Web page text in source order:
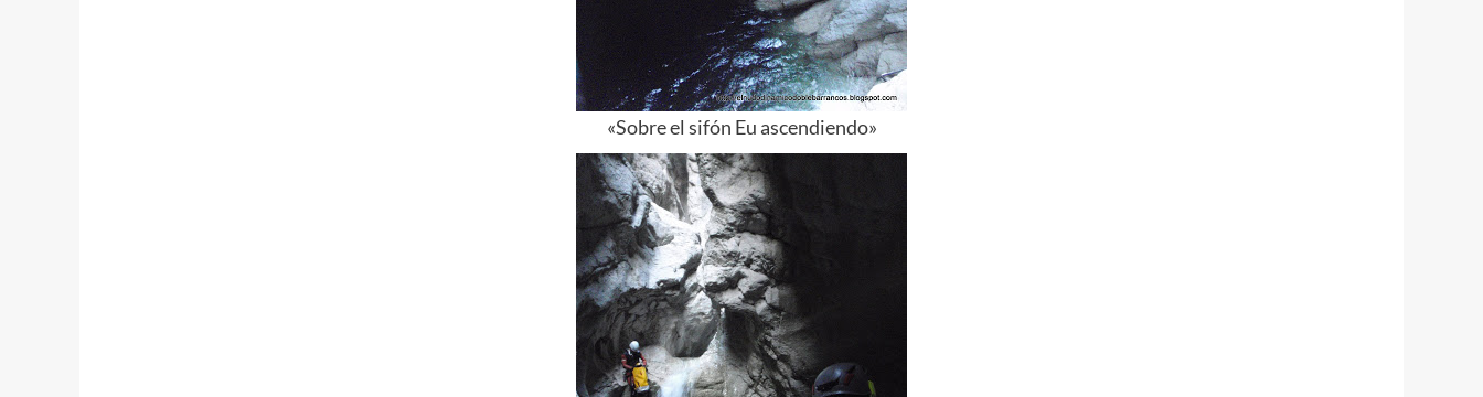
«Sobre el sifón Euascendiendo»